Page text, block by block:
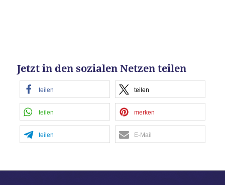
Jetzt in den sozialen Netzen teilen
teilen teilen
teilen merken
teilen E-Mail